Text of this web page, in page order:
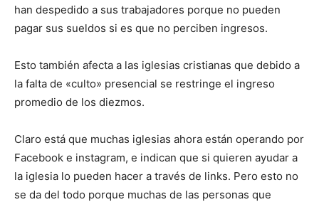
han despedido a sus trabajadores porque no pueden
pagar sus sueldos si es que no perciben ingresos.
Esto también afecta a las iglesias cristianas que debido a
la falta de «culto» presencial se restringe el ingreso
promedio de los diezmos.
Claro está que muchas iglesias ahora están operando por
Facebook e instagram, e indican que si quieren ayudar a
la iglesia lo pueden hacer a través de links. Pero esto no
se da del todo porque muchas de las personas que